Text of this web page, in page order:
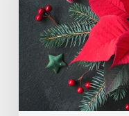
en
Navidad